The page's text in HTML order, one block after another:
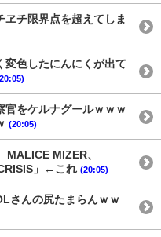
ヱチ限界点を超えてしま
変色したにんにくが出て
官をケルナグールｗｗｗ
(20:05)
MALICE MIZER、
」←これ (20:05)
さんの尻たまらんｗｗ